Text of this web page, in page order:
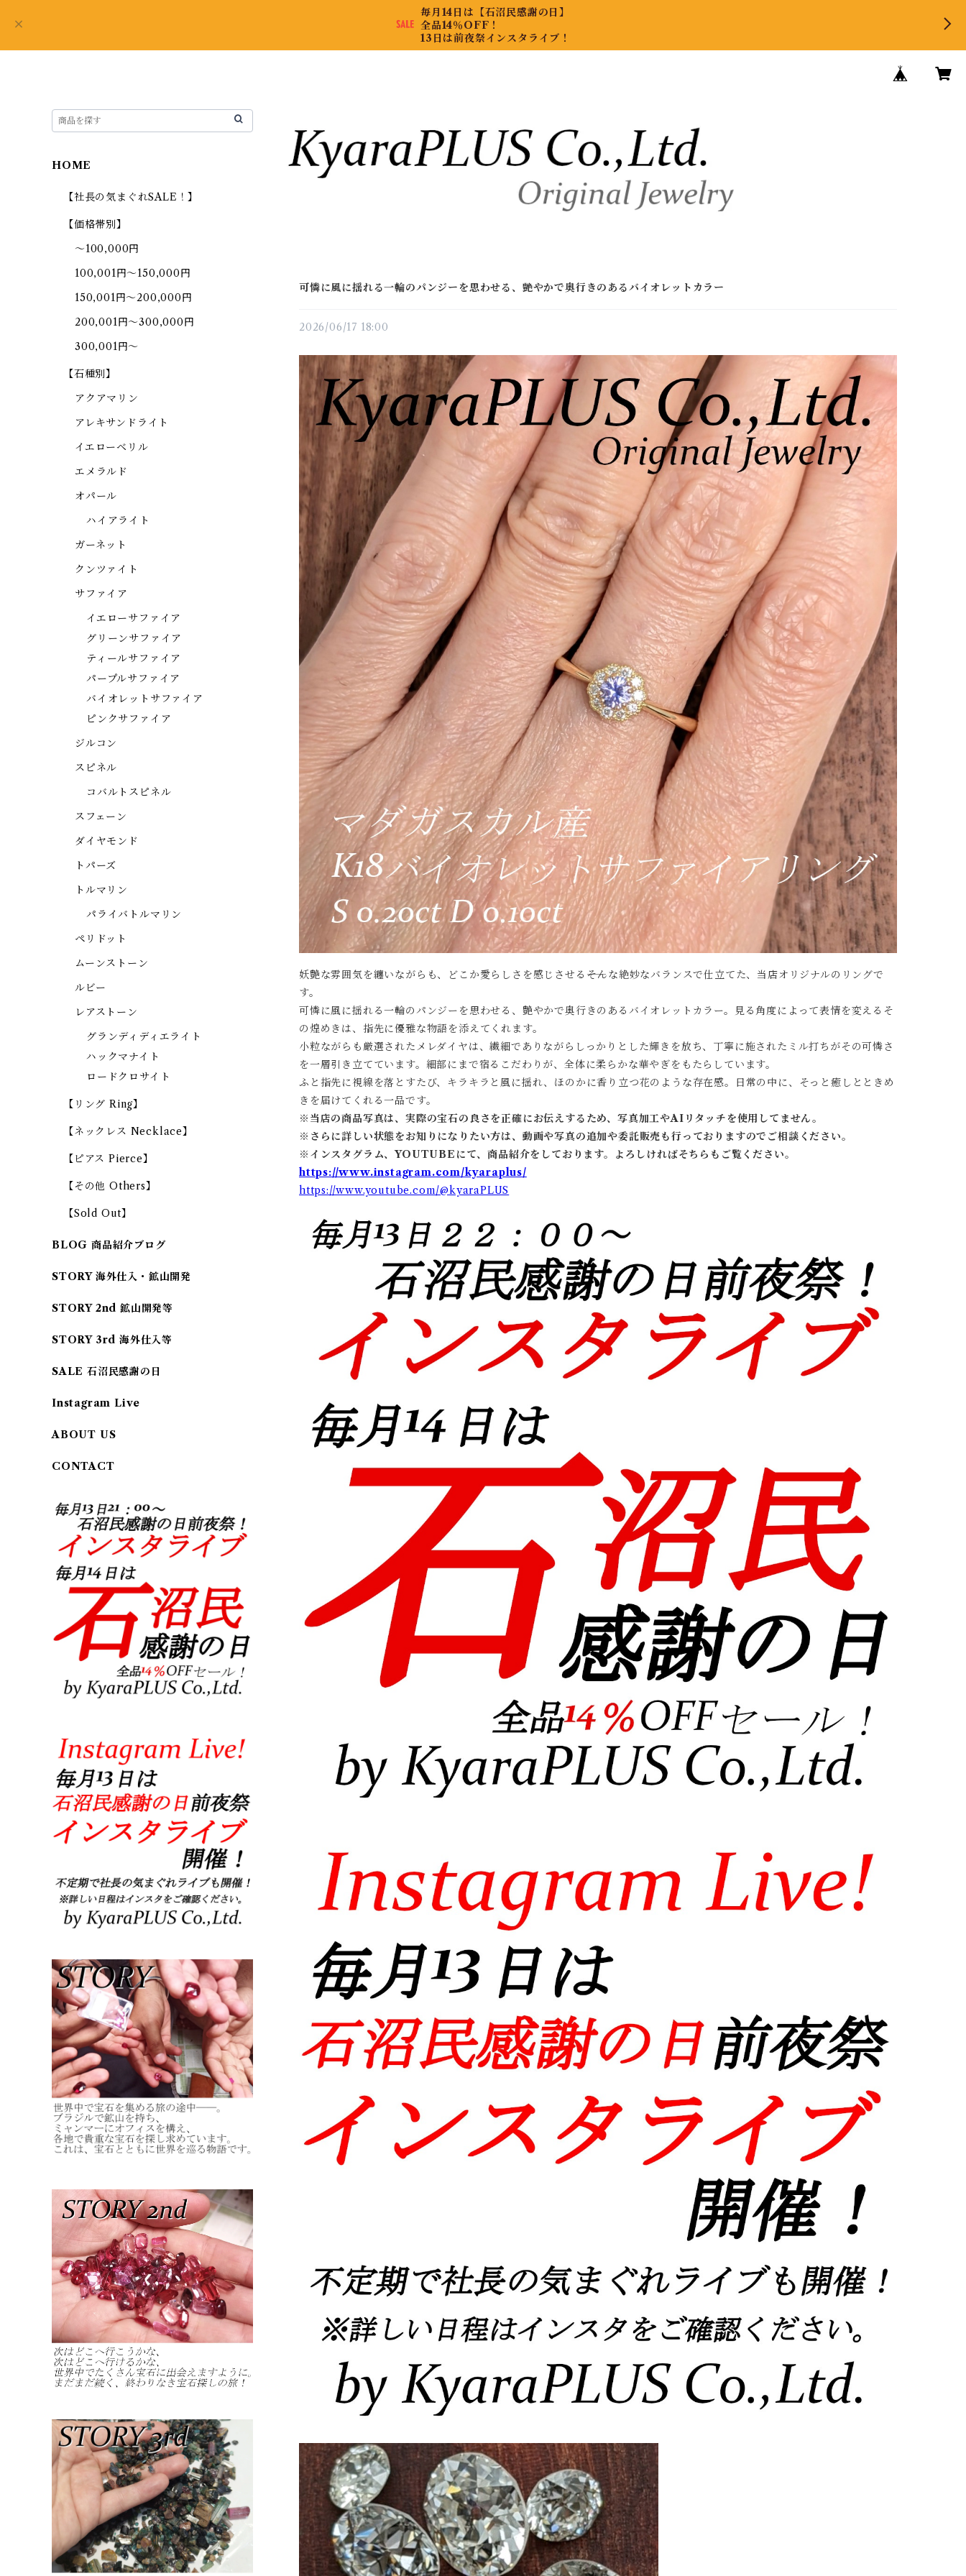
毎月14日は【石沼民感謝の日】
全品14％OFF！
13日は前夜祭インスタライブ！
可憐に風に揺れる一輪のパンジーを思わせる、艶やかで奥行きのあるバイオレットカラー
2026/06/17 18:00
妖艶な雰囲気を纏いながらも、どこか愛らしさを感じさせる――そんな絶妙なバランスで仕立てた、当店オリジナルのリングで
す。
可憐に風に揺れる一輪のパンジーを思わせる、艶やかで奥行きのあるバイオレットカラー。見る角度によって表情を変えるそ
の煌めきは、指先に優雅な物語を添えてくれます。
小粒ながらも厳選されたメレダイヤは、繊細でありながらしっかりとした輝きを放ち、丁寧に施されたミル打ちがその可憐さ
を一層引き立てています。細部にまで宿るこだわりが、全体に柔らかな華やぎをもたらしています。
ふと指先に視線を落とすたび、キラキラと風に揺れ、ほのかに香り立つ花のような存在感。日常の中に、そっと癒しとときめ
きを届けてくれる一品です。
※当店の商品写真は、実際の宝石の良さを正確にお伝えするため、写真加工やAIリタッチを使用してません。
※ さらに詳しい状態をお知りになりたい方は、動画や写真の追加や委託販売も行っておりますのでご相談ください。
※ インスタグラム、YOUTUBEにて、商品紹介をしております。よろしければそちらもご覧ください。
https://www.instagram.com/kyaraplus/
https://www.youtube.com/@kyaraPLUS
HOME
【社長の気まぐれSALE！】
【価格帯別】
～100,000円
100,001円～150,000円
150,001円～200,000円
200,001円～300,000円
300,001円～
【石種別】
アクアマリン
アレキサンドライト
イエローベリル
エメラルド
オパール
ハイアライト
ガーネット
クンツァイト
サファイア
イエローサファイア
グリーンサファイア
ティールサファイア
パープルサファイア
バイオレットサファイア
ピンクサファイア
ジルコン
スピネル
コバルトスピネル
スフェーン
ダイヤモンド
トパーズ
トルマリン
パライバトルマリン
ペリドット
ムーンストーン
ルビー
レアストーン
グランディディエライト
ハックマナイト
ロードクロサイト
【リング Ring】
【ネックレス Necklace】
【ピアス Pierce】
【その他 Others】
【Sold Out】
BLOG 商品紹介ブログ
STORY 海外仕入・鉱山開発
STORY 2nd 鉱山開発等
STORY 3rd 海外仕入等
SALE 石沼民感謝の日
Instagram Live
ABOUT US
CONTACT